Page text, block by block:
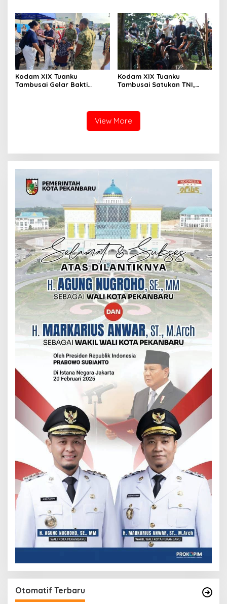
Kunci
Penatausahaan Sesi II TA
2026
Kodam XIX Tuanku
Tambusai Gelar Bakti
Kodam XIX Tuanku
Tambusai Satukan TNI,
View More
Otomatif Terbaru